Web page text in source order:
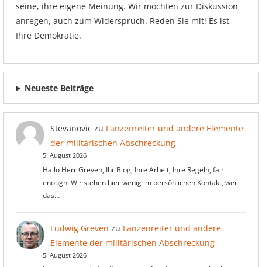
seine, ihre eigene Meinung. Wir möchten zur Diskussion
anregen, auch zum Widerspruch. Reden Sie mit! Es ist
Ihre Demokratie.
Neueste Beiträge
Stevanovic zu Lanzenreiter und andere Elemente
der militärischen Abschreckung
5. August 2026
Hallo Herr Greven, Ihr Blog, Ihre Arbeit, Ihre Regeln, fair
enough. Wir stehen hier wenig im persönlichen Kontakt, weil
das…
Ludwig Greven zu Lanzenreiter und andere
Elemente der militärischen Abschreckung
5. August 2026